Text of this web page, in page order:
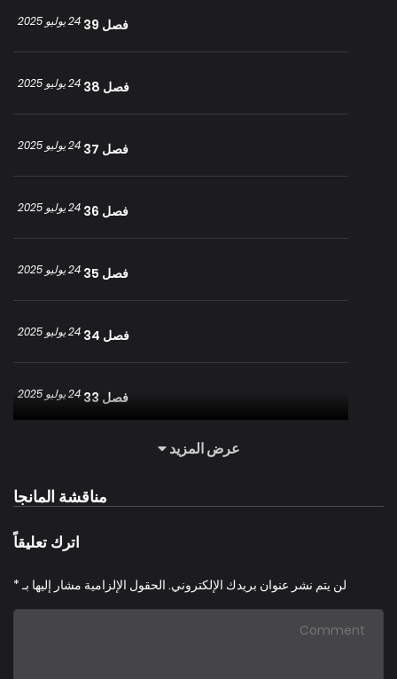
فصل 39 24 يوليو 2025
فصل 38 24 يوليو 2025
فصل 37 24 يوليو 2025
فصل 36 24 يوليو 2025
فصل 35 24 يوليو 2025
فصل 34 24 يوليو 2025
فصل 33 24 يوليو 2025
فصل 30 24 يوليو 2025
عرض المزيد
مناقشة المانجا
اترك تعليقاً
لن يتم نشر عنوان بريدك الإلكتروني. الحقول الإلزامية مشار إليها بـ*